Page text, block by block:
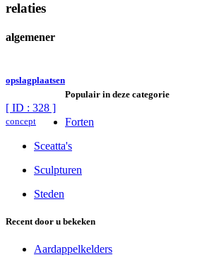
relaties
algemener
opslagplaatsen
[ ID : 328 ]
concept
Populair in deze categorie
Forten
Sceatta's
Sculpturen
Steden
Recent door u bekeken
Aardappelkelders